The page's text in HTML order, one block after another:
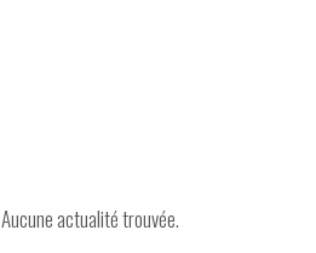
Aucune actualité trouvée.